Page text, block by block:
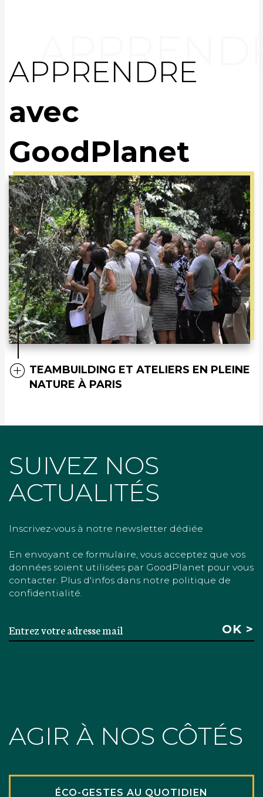
APPRENDRE
avec
GoodPlanet
TEAMBUILDING ET ATELIERS EN PLEINE
NATURE À PARIS
SUIVEZ NOS
ACTUALITÉS
Inscrivez-vous à notre newsletter dédiée
En envoyant ce formulaire, vous acceptez que vos
données soient utilisées par GoodPlanet pour vous
contacter. Plus d'infos dans notre politique de
confidentialité.
AGIR À NOS CÔTÉS
ÉCO-GESTES AU QUOTIDIEN